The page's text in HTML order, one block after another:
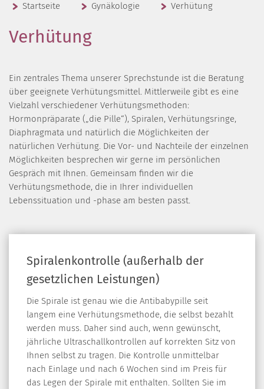
Startseite Gynäkologie Verhütung
Verhütung
Ein zentrales Thema unserer Sprechstunde ist die Beratung
über geeignete Verhütungsmittel. Mittlerweile gibt es eine
Vielzahl verschiedener Verhütungsmethoden:
Hormonpräparate („die Pille“), Spiralen, Verhütungsringe,
Diaphragmata und natürlich die Möglichkeiten der
natürlichen Verhütung. Die Vor- und Nachteile der einzelnen
Möglichkeiten besprechen wir gerne im persönlichen
Gespräch mit Ihnen. Gemeinsam finden wir die
Verhütungsmethode, die in Ihrer individuellen
Lebenssituation und -phase am besten passt.
Spiralenkontrolle (außerhalb der
gesetzlichen Leistungen)
Die Spirale ist genau wie die Antibabypille seit
langem eine Verhütungsmethode, die selbst bezahlt
werden muss. Daher sind auch, wenn gewünscht,
jährliche Ultraschallkontrollen auf korrekten Sitz von
Ihnen selbst zu tragen. Die Kontrolle unmittelbar
nach Einlage und nach 6 Wochen sind im Preis für
das Legen der Spirale mit enthalten. Sollten Sie im